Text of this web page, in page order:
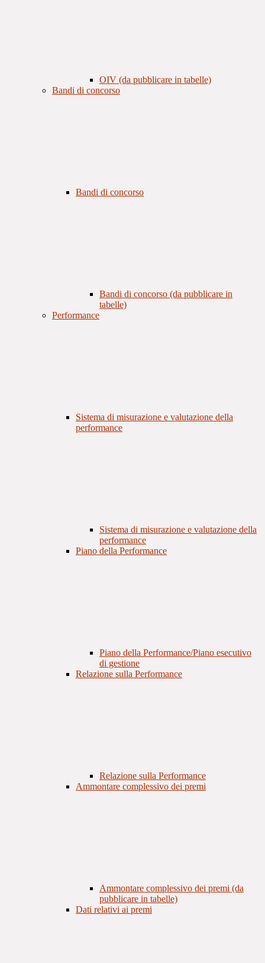
OIV (da pubblicare in tabelle)
Bandi di concorso
Bandi di concorso
Bandi di concorso (da pubblicare in
tabelle)
Performance
Sistema di misurazione e valutazione della
performance
Sistema di misurazione e valutazione della
performance
Piano della Performance
Piano della Performance/Piano esecutivo
di gestione
Relazione sulla Performance
Relazione sulla Performance
Ammontare complessivo dei premi
Ammontare complessivo dei premi (da
pubblicare in tabelle)
Dati relativi ai premi